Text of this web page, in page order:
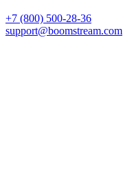
+7 (800) 500-28-36
support@boomstream.com